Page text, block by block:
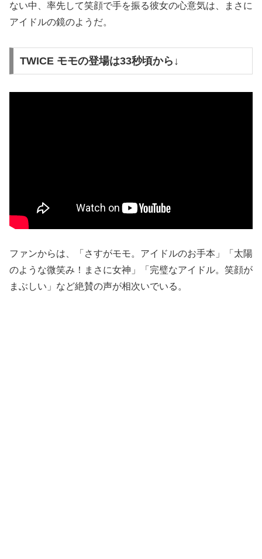
ない中、率先して笑顔で手を振る彼女の心意気は、まさに
アイドルの鏡のようだ。
TWICE モモの登場は33秒頃から↓
ファンからは、「さすがモモ。アイドルのお手本」「太陽
のような微笑み！まさに女神」「完璧なアイドル。笑顔が
まぶしい」など絶賛の声が相次いでいる。